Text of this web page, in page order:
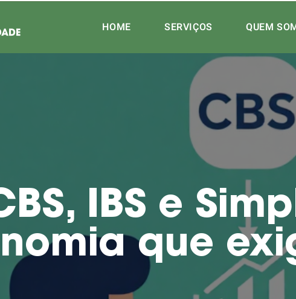
HOME SERVIÇOS QUEM
IBS e
que